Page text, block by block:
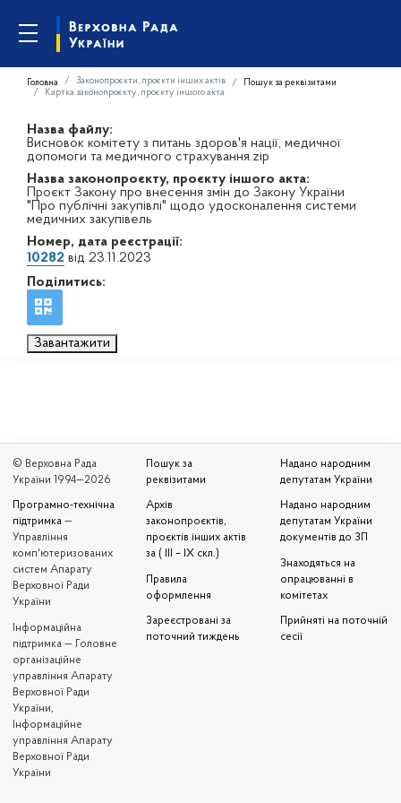
Головна Законопроєкти, проєкти інших актів
Пошук за реквізитами
Картка законопроєкту, проєкту іншого акта
Назва файлу:
Висновок комітету з питань здоров'я нації, медичної
допомоги та медичного страхування.zip
Назва законопроєкту, проєкту іншого акта:
Проєкт Закону про внесення змін до Закону України
"Про публічні закупівлі" щодо удосконалення системи
медичних закупівель
Номер, дата реєстрації:
10282 від 23.11.2023
Поділитись:
Завантажити
© Верховна Рада
України 1994—2026
Програмно-технічна
підтримка —
Управління
комп'ютеризованих
систем Апарату
Верховної Ради
України
Iнформаційна
підтримка — Головне
організаційне
управління Апарату
Верховної Ради
України,
Інформаційне
управління Апарату
Верховної Ради
України
Пошук за
реквізитами
Архів
законопроєктів,
проєктів інших актів
за ( III – IX скл.)
Правила
оформлення
Зареєстровані за
поточний тиждень
Надано народним
депутатам України
Надано народним
депутатам України
документів до ЗП
Знаходяться на
опрацюванні в
комітетах
Прийняті на поточній
сесії